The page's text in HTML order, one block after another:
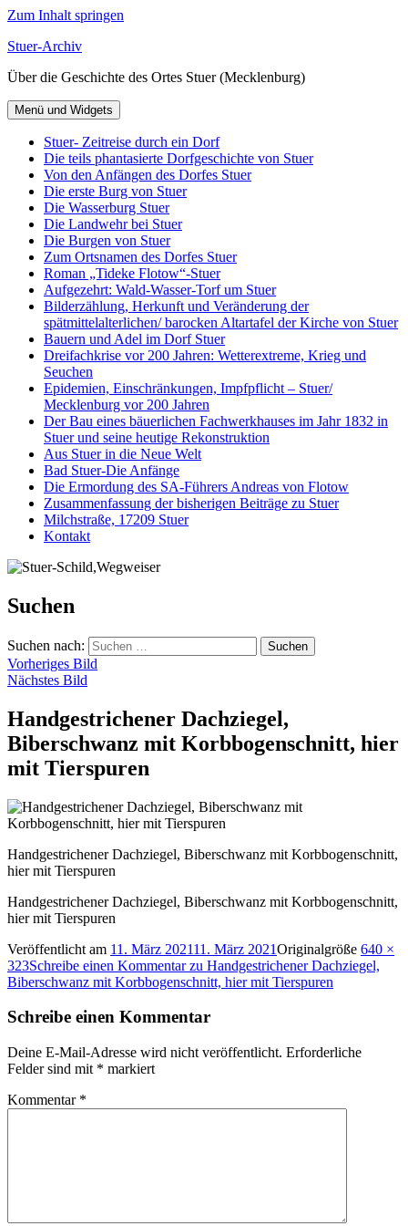
Zum Inhalt springen
Stuer-Archiv
Über die Geschichte des Ortes Stuer (Mecklenburg)
Menü und Widgets
Stuer- Zeitreise durch ein Dorf
Die teils phantasierte Dorfgeschichte von Stuer
Von den Anfängen des Dorfes Stuer
Die erste Burg von Stuer
Die Wasserburg Stuer
Die Landwehr bei Stuer
Die Burgen von Stuer
Zum Ortsnamen des Dorfes Stuer
Roman „Tideke Flotow“-Stuer
Aufgezehrt: Wald-Wasser-Torf um Stuer
Bilderzählung, Herkunft und Veränderung der
spätmittelalterlichen/ barocken Altartafel der Kirche von Stuer
Bauern und Adel im Dorf Stuer
Dreifachkrise vor 200 Jahren: Wetterextreme, Krieg und
Seuchen
Epidemien, Einschränkungen, Impfpflicht – Stuer/
Mecklenburg vor 200 Jahren
Der Bau eines bäuerlichen Fachwerkhauses im Jahr 1832 in
Stuer und seine heutige Rekonstruktion
Aus Stuer in die Neue Welt
Bad Stuer-Die Anfänge
Die Ermordung des SA-Führers Andreas von Flotow
Zusammenfassung der bisherigen Beiträge zu Stuer
Milchstraße, 17209 Stuer
Kontakt
Suchen
Suchen nach:
Vorheriges Bild
Nächstes Bild
Handgestrichener Dachziegel,
Biberschwanz mit Korbbogenschnitt, hier
mit Tierspuren
Handgestrichener Dachziegel, Biberschwanz mit Korbbogenschnitt,
hier mit Tierspuren
Handgestrichener Dachziegel, Biberschwanz mit Korbbogenschnitt,
hier mit Tierspuren
Veröffentlicht am 11. März 202111. März 2021Originalgröße 640 ×
323Schreibe einen Kommentarzu Handgestrichener Dachziegel,
Biberschwanz mit Korbbogenschnitt, hier mit Tierspuren
Schreibe einen Kommentar
Deine E-Mail-Adresse wird nicht veröffentlicht. Erforderliche
Felder sind mit * markiert
Kommentar *